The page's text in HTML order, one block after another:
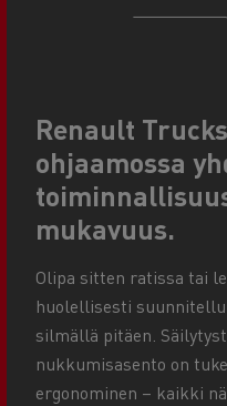
Renault
ohjaamossa
mukavuus.
Olipa sitten ratissa tai
huolellisesti
silmällä pitäen.
nukkumisasento on
ergonominen – kaikki